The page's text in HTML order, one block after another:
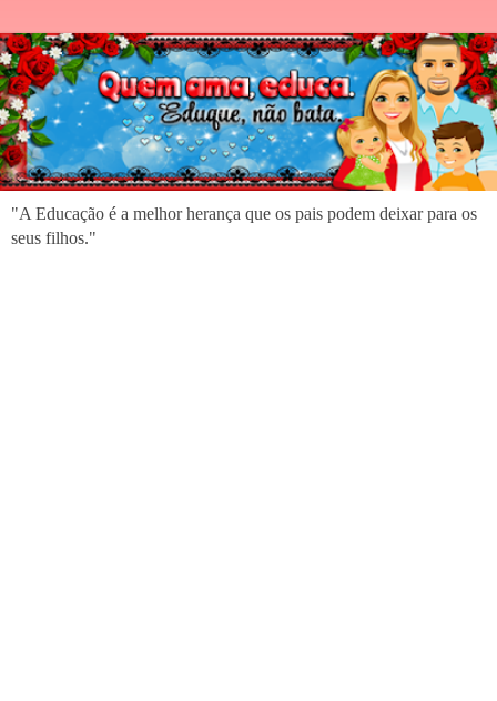
"A Educação é a melhor herança que os pais podem deixar para os
seus filhos."